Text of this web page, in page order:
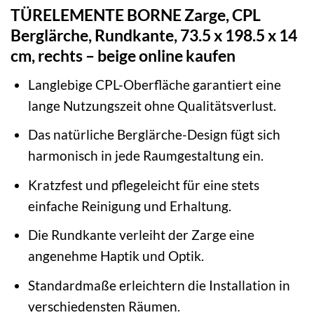
TÜRELEMENTE BORNE Zarge, CPL
Berglärche, Rundkante, 73.5 x 198.5 x 14
cm, rechts – beige online kaufen
Langlebige CPL-Oberfläche garantiert eine
lange Nutzungszeit ohne Qualitätsverlust.
Das natürliche Berglärche-Design fügt sich
harmonisch in jede Raumgestaltung ein.
Kratzfest und pflegeleicht für eine stets
einfache Reinigung und Erhaltung.
Die Rundkante verleiht der Zarge eine
angenehme Haptik und Optik.
Standardmaße erleichtern die Installation in
verschiedensten Räumen.